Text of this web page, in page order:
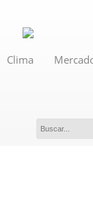
Clima